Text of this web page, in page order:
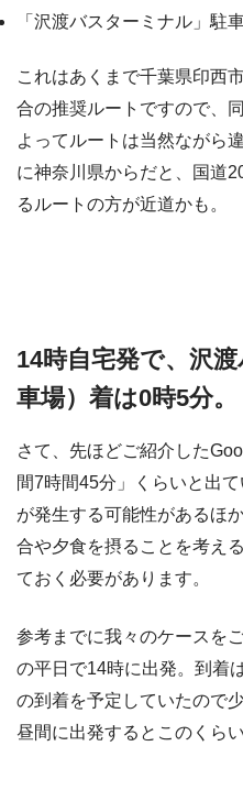
「沢渡バスターミナル」駐
これはあくまで千葉県印西
合の推奨ルートですので、
よってルートは当然ながら
に神奈川県からだと、国道
るルートの方が近道かも。
14時自宅発で、沢
車場）着は0時5分。
さて、先ほどご紹介した
間7時間45分」くらいと出
が発生する可能性があるほ
合や夕食を摂ることを考え
ておく必要があります。
参考までに我々のケースを
の平日で14時に出発。到着
の到着を予定していたので
昼間に出発するとこのくら